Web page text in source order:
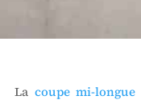
La coupe mi-longue